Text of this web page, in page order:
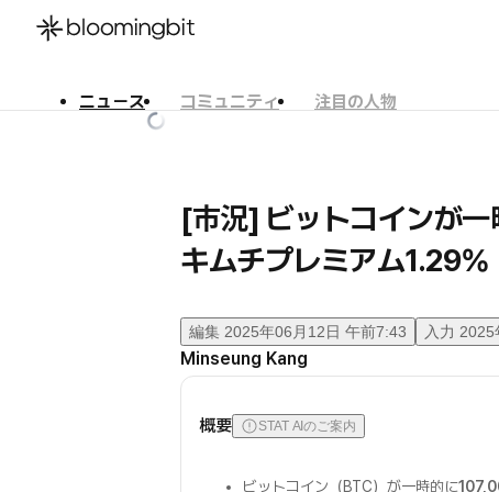
ニュース コミュニティ
注目の人物
[市況] ビットコインが
キムチプレミアム1.29%
編集 2025年06月12日 午前7:43 入力 2025
Minseung Kang
概要 STAT AIのご案内
ビットコイン（BTC）が一時的に